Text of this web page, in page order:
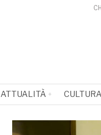
ATTUALITÀ CULTURA